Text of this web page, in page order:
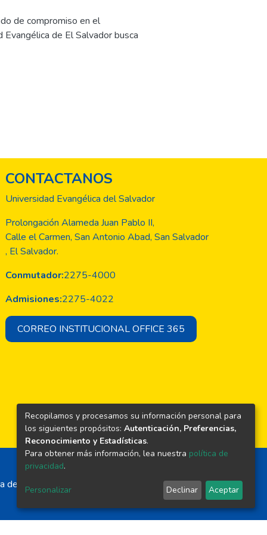
de compromiso en el
de El Salvador busca
quienes a pesar de
nueva normalidad e
formación y gran deseo de
presenta esta nueva
CONTACTANOS
Universidad Evangélica del Salvador
Prolongación Alameda Juan Pablo II,
Calle el Carmen, San Antonio Abad, San Salvador
, El Salvador.
Conmutador:2275-4000
Admisiones:2275-4022
CORREO INSTITUCIONAL OFFICE 365
El Salvador
Recopilamos y procesamos su información personal para
los siguientes propósitos: Autenticación, Preferencias,
Reconocimiento y Estadísticas.
Para obtener más información, lea nuestra política de
privacidad.
Personalizar Declinar Aceptar